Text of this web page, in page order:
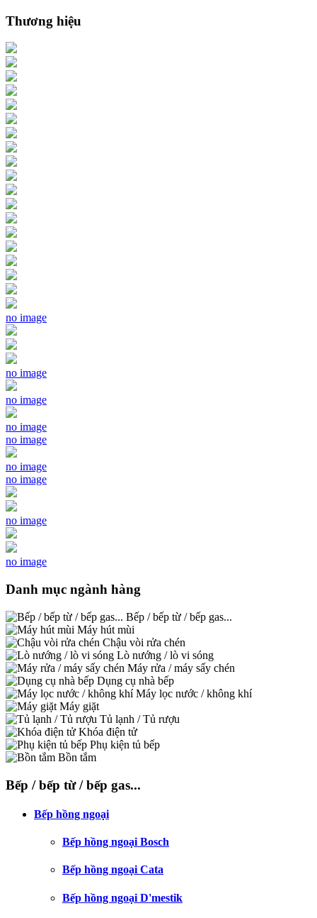
Thương hiệu
no image
no image
no image
no image
no image
no image
no image
no image
no image
Danh mục ngành hàng
Bếp / bếp từ / bếp gas...
Máy hút mùi
Chậu vòi rửa chén
Lò nướng / lò vi sóng
Máy rửa / máy sấy chén
Dụng cụ nhà bếp
Máy lọc nước / không khí
Máy giặt
Tủ lạnh / Tủ rượu
Khóa điện tử
Phụ kiện tủ bếp
Bồn tắm
Bếp / bếp từ / bếp gas...
Bếp hồng ngoại
Bếp hồng ngoại Bosch
Bếp hồng ngoại Cata
Bếp hồng ngoại D'mestik